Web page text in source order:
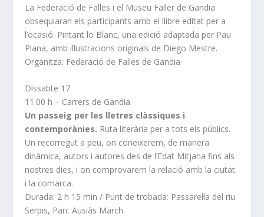
La Federació de Falles i el Museu Faller de Gandia
obsequiaran els participants amb el llibre editat per a
l’ocasió: Pintant lo Blanc, una edició adaptada per Pau
Plana, amb il·lustracions originals de Diego Mestre.
Organitza: Federació de Falles de Gandia
Dissabte 17
11.00 h – Carrers de Gandia
Un passeig per les lletres clàssiques i
contemporànies. Ruta literària per a tots els públics.
Un recorregut a peu, on coneixerem, de manera
dinàmica, autors i autores des de l’Edat Mitjana fins als
nostres dies, i on comprovarem la relació amb la ciutat
i la comarca.
Durada: 2 h 15 min / Punt de trobada: Passarel·la del riu
Serpis, Parc Ausiàs March.